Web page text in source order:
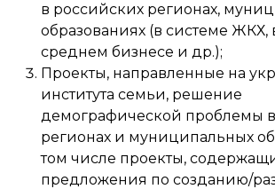
в российских регионах,
образованиях (в системе ЖКХ,
среднем бизнесе и др.);
Проекты, направленные на
института семьи, решение
демографической проблемы
регионах и муниципальных
том числе проекты,
предложения по созданию/